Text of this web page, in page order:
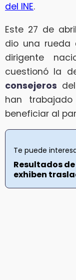
del INE.
Este 27 de
dio una rueda
dirigente
cuestionó la
consejeros
han
beneficiar al
Te puede
Resultados
exhiben